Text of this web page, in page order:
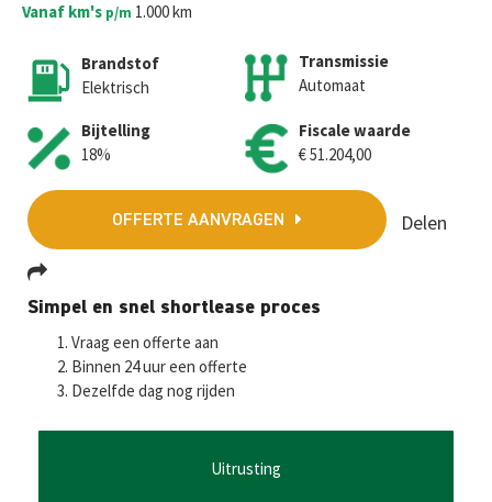
Vanaf km's p/m 1.000 km
Brandstof
Elektrisch
Bijtelling
18%
Transmissie
Automaat
Fiscale waarde
€ 51.204,00
OFFERTE AANVRAGEN Delen
Fa
ce
b
o
o
T
wi
tt
er
E
m
ai
l
W
h
at
sA
p
p
M
se
ge
r
Simpel en snel shortlease proces
Vraag een offerte aan
Binnen 24 uur een offerte
Dezelfde dag nog rijden
Uitrusting